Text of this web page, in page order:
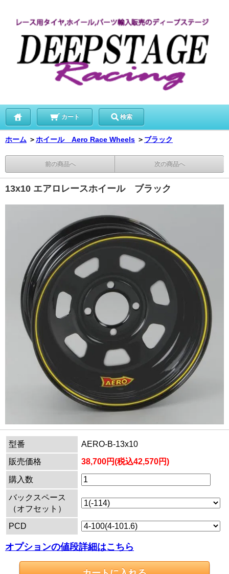
カート 検索
ホーム ＞ホイール Aero Race Wheels ＞ ブラック
前の商品へ 次の商品へ
13x10 エアロレースホイール ブラック
型番
AERO-B-13x10
販売価格
38,700円(税込42,570円)
購入数
バックスペース
（オフセット）
PCD
オプションの値段詳細はこちら